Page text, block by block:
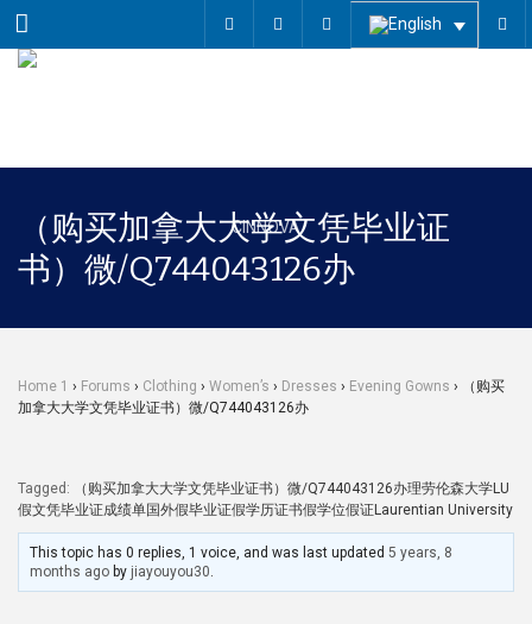
Menu
（购买加拿大大学文凭毕业证
书）微/Q744043126办
Home 1 › Forums › Clothing › Women’s › Dresses › Evening Gowns ›
（购买
加拿大大学文凭毕业证书）微/Q744043126办
Tagged:
（购买加拿大大学文凭毕业证书）微/Q744043126办理劳伦森大学LU
假文凭毕业证成绩单国外假毕业证假学历证书假学位假证Laurentian University
This topic has 0 replies, 1 voice, and was last updated5 years, 8
months ago by jiayouyou30.